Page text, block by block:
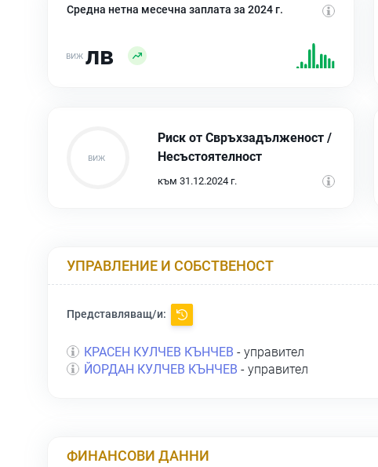
Средна нетна месечна заплата за 2024 г.
лв
Риск от Свръхзадълженост /
Несъстоятелност
към 31.12.2024 г.
УПРАВЛЕНИЕ И СОБСТВЕНОСТ
Представляващ/и:
КРАСЕН КУЛЧЕВ КЪНЧЕВ - управител
ЙОРДАН КУЛЧЕВ КЪНЧЕВ - управител
ФИНАНСОВИ ДАННИ